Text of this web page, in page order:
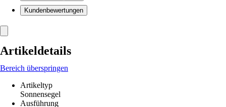
Kundenbewertungen
Artikeldetails
Bereich überspringen
Artikeltyp
Sonnensegel
Ausführung